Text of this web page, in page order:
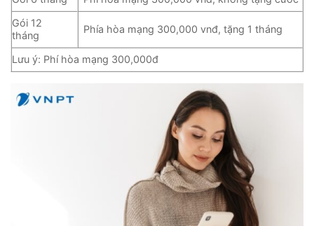
Gói 12
tháng
Phía hòa mạng 300,000 vnđ, tặng 1 tháng
Lưu ý: Phí hòa mạng 300,000đ